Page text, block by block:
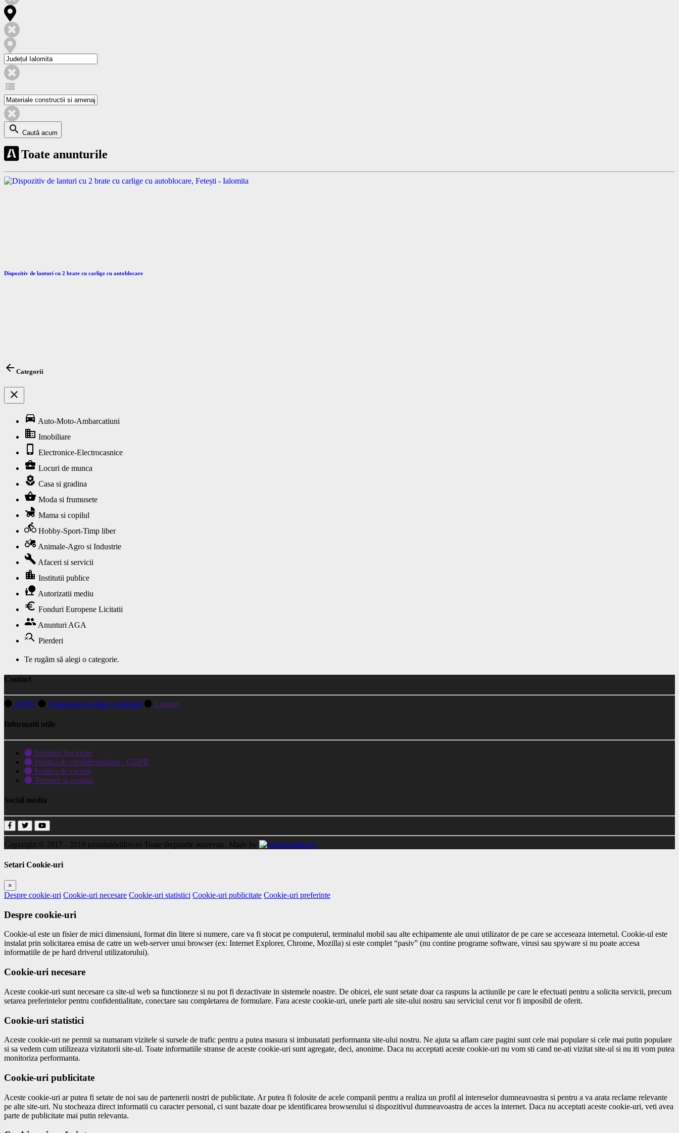
view_list
search Caută acum
Toate anunturile
Dispozitiv de lanturi cu 2 brate cu carlige cu autoblocare
arrow_back Categorii
close
directions_car Auto-Moto-Ambarcatiuni
business Imobiliare
phone_iphone Electronice-Electrocasnice
business_center Locuri de munca
local_florist Casa si gradina
shopping_basket Moda si frumusete
child_friendly Mama si copilul
directions_bike Hobby-Sport-Timp liber
agriculture Animale-Agro si Industrie
build Afaceri si servicii
location_city Institutii publice
nature_people Autorizatii mediu
euro Fonduri Europene Licitatii
group Anunturi AGA
search_off Pierderi
Te rugăm să alegi o categorie.
Contact
ANPC Solutionarea online a litigiilor Contact
Informatii utile
Intrebari frecvente
Politica de confidentialitate - GDPR
Politica de cookie
Termeni si conditii
Social media
Copyright © 2017 - 2019 jurnaluldeilfov.ro Toate drepturile rezervate. Made by
Setari Cookie-uri
×
Despre cookie-uri Cookie-uri necesare Cookie-uri statistici Cookie-uri publicitate Cookie-uri preferinte
Despre cookie-uri
Cookie-ul este un fisier de mici dimensiuni, format din litere si numere, care va fi stocat pe computerul, terminalul mobil sau alte echipamente ale unui utilizator de pe care se acceseaza internetul. Cookie-ul este
instalat prin solicitarea emisa de catre un web-server unui browser (ex: Internet Explorer, Chrome, Mozilla) si este complet “pasiv” (nu contine programe software, virusi sau spyware si nu poate accesa
informatiile de pe hard driverul utilizatorului).
Cookie-uri necesare
Aceste cookie-uri sunt necesare ca site-ul web sa functioneze si nu pot fi dezactivate in sistemele noastre. De obicei, ele sunt setate doar ca raspuns la actiunile pe care le efectuati pentru a solicita servicii, precum
setarea preferintelor pentru confidentialitate, conectare sau completarea de formulare. Fara aceste cookie-uri, unele parti ale site-ului nostru sau serviciul cerut vor fi imposibil de oferit.
Cookie-uri statistici
Aceste cookie-uri ne permit sa numaram vizitele si sursele de trafic pentru a putea masura si imbunatati performanta site-ului nostru. Ne ajuta sa aflam care pagini sunt cele mai populare si cele mai putin populare
si sa vedem cum utilizeaza vizitatorii site-ul. Toate informatiile stranse de aceste cookie-uri sunt agregate, deci, anonime. Daca nu acceptati aceste cookie-uri nu vom sti cand ne-ati vizitat site-ul si nu iti vom putea
monitoriza performanta.
Cookie-uri publicitate
Aceste cookie-uri ar putea fi setate de noi sau de partenerii nostri de publicitate. Ar putea fi folosite de acele companii pentru a realiza un profil al intereselor dumneavoastra si pentru a va arata reclame relevante
pe alte site-uri. Nu stocheaza direct informatii cu caracter personal, ci sunt bazate doar pe identificarea browserului si dispozitivul dumneavoastra de acces la internet. Daca nu acceptati aceste cookie-uri, veti avea
parte de publicitate mai putin relevanta.